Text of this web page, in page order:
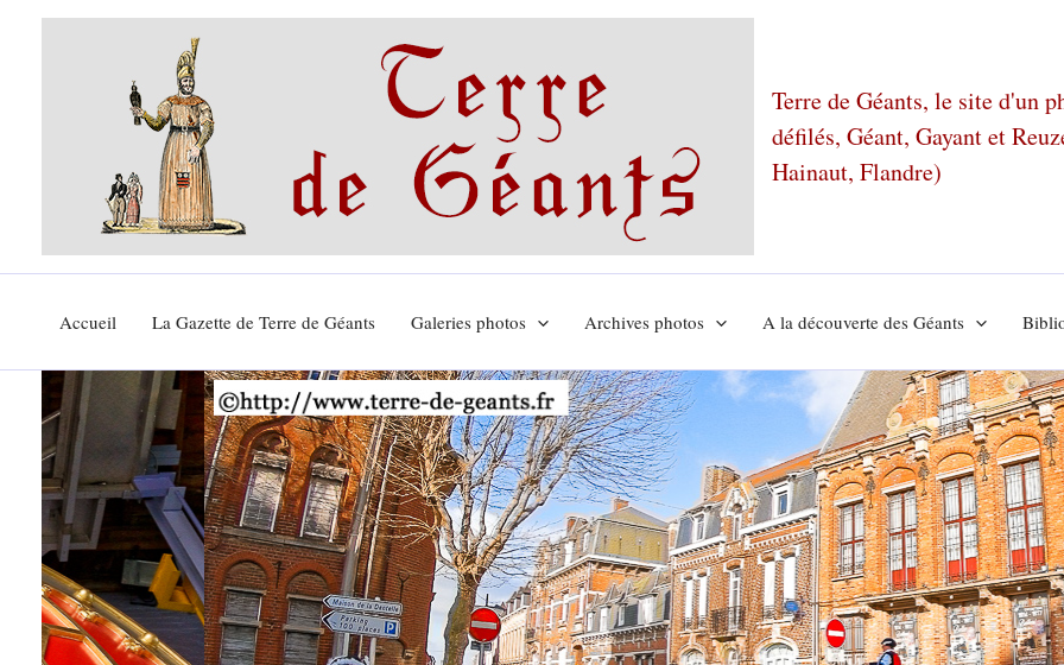
Terre de Géants, le site d'un
défilés, Géant, Gayant et
Hainaut, Flandre)
Accueil La Gazette de Terre de Géants Galeries photos Archives photos A la découverte des Géants